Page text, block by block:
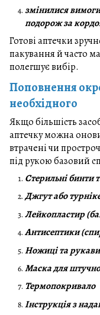
змінилися
подорож за
Готові аптечки
пакування й часто
полегшує вибір.
Поповнення
необхідного
Якщо більшість
аптечку можна
втрачені чи
під рукою базовий
Стерильні бинти
Джгут або
Лейкопластир
Антисептики
Ножиці та
Маска для
Термопокривало
Інструкція з